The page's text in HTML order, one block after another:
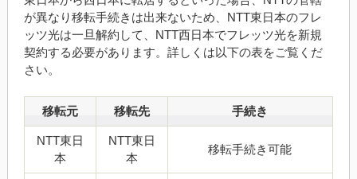
が異なり移転手続きは出来ないため、NTT東日本のフレ
ッツ光は一旦解約して、NTT西日本でフレッツ光を新規
契約する必要があります。詳しくは以下の表をご覧くだ
さい。
移転元 移転先 手続き
NTT東日
本
NTT東日
本
移転手続き可能